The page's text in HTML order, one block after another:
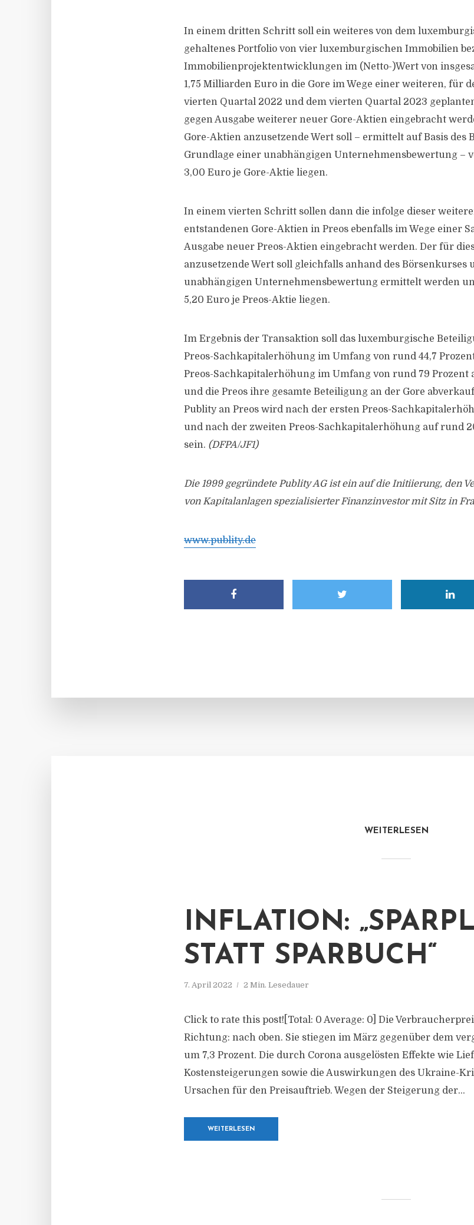
In einem dritten Schritt soll ein weiteres von dem
gehaltenes Portfolio von vier luxemburgischen Immobilien
Immobilienprojektentwicklungen im (Netto-)Wert von
1,75 Milliarden Euro in die Gore im Wege einer weiteren, für
vierten Quartal 2022 und dem vierten Quartal 2023
gegen Ausgabe weiterer neuer Gore-Aktien eingebracht
Gore-Aktien anzusetzende Wert soll – ermittelt auf Basis des
Grundlage einer unabhängigen Unternehmensbewertung –
3,00 Euro je Gore-Aktie liegen.
In einem vierten Schritt sollen dann die infolge dieser
entstandenen Gore-Aktien in Preos ebenfalls im Wege einer
Ausgabe neuer Preos-Aktien eingebracht werden. Der für
anzusetzende Wert soll gleichfalls anhand des Börsenkurses
unabhängigen Unternehmensbewertung ermittelt werden
5,20 Euro je Preos-Aktie liegen.
Im Ergebnis der Transaktion soll das luxemburgische
Preos-Sachkapitalerhöhung im Umfang von rund 44,7
Preos-Sachkapitalerhöhung im Umfang von rund 79 Prozent
und die Preos ihre gesamte Beteiligung an der Gore
Publity an Preos wird nach der ersten Preos-
und nach der zweiten Preos-Sachkapitalerhöhung auf rund
sein. (DFPA/JF1)
Die 1999 gegründete Publity AG ist ein auf die Initiierung, den
von Kapitalanlagen spezialisierter Finanzinvestor mit Sitz in
www.publity.de
WEITERLESEN
INFLATION:
STATT SPARBUCH“
7. April 2022 2 Min. Lesedauer
Click to rate this post![Total: 0 Average: 0] Die
Richtung: nach oben. Sie stiegen im März gegenüber dem
um 7,3 Prozent. Die durch Corona ausgelösten Effekte wie
Kostensteigerungen sowie die Auswirkungen des Ukraine-
Ursachen für den Preisauftrieb. Wegen der Steigerung der...
WEITERLESEN